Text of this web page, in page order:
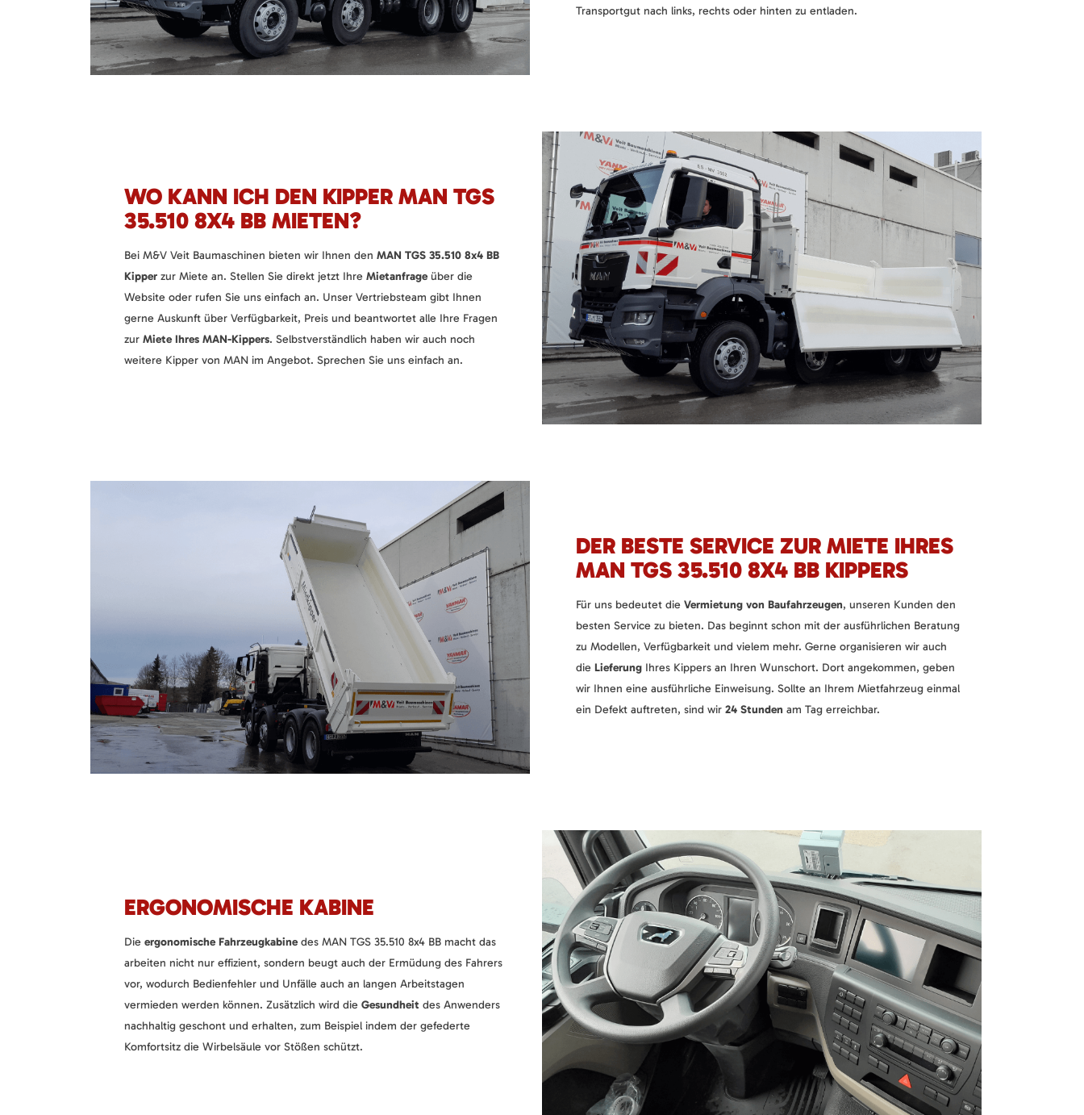
Transportgut nach links, rechts oder hinten zu entladen.
WO KANN ICH DEN KIPPER MAN TGS
35.510 8X4 BB MIETEN?
Bei M&V Veit Baumaschinen bieten wir Ihnen den MAN TGS 35.510 8x4 BB
Kipper zur Miete an. Stellen Sie direkt jetzt Ihre Mietanfrageüber die
Website oder rufen Sie uns einfach an. Unser Vertriebsteam gibt Ihnen
gerne Auskunft über Verfügbarkeit, Preis und beantwortet alle Ihre Fragen
zur Miete Ihres MAN-Kippers. Selbstverständlich haben wir auch noch
weitere Kipper von MAN im Angebot. Sprechen Sie uns einfach an.
DER BESTE SERVICE ZUR MIETE IHRES
MAN TGS 35.510 8X4 BB KIPPERS
Für uns bedeutet die Vermietung von Baufahrzeugen, unseren Kunden den
besten Service zu bieten. Das beginnt schon mit der ausführlichen Beratung
zu Modellen, Verfügbarkeit und vielem mehr. Gerne organisieren wir auch
die Lieferung Ihres Kippers an Ihren Wunschort. Dort angekommen, geben
wir Ihnen eine ausführliche Einweisung. Sollte an Ihrem Mietfahrzeug einmal
ein Defekt auftreten, sind wir 24 Stunden am Tag erreichbar.
ERGONOMISCHE KABINE
Die ergonomische Fahrzeugkabinedes MAN TGS 35.510 8x4 BB macht das
arbeiten nicht nur effizient, sondern beugt auch der Ermüdung des Fahrers
vor, wodurch Bedienfehler und Unfälle auch an langen Arbeitstagen
vermieden werden können. Zusätzlich wird die Gesundheit des Anwenders
nachhaltig geschont und erhalten, zum Beispiel indem der gefederte
Komfortsitz die Wirbelsäule vor Stößen schützt.